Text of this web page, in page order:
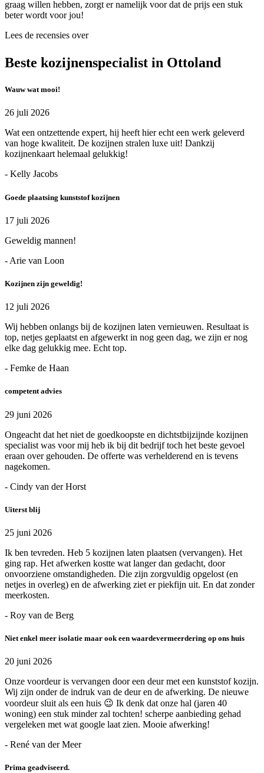
graag willen hebben, zorgt er namelijk voor dat de prijs een stuk
beter wordt voor jou!
Lees de recensies over
Beste kozijnenspecialist in Ottoland
Wauw wat mooi!
26 juli 2026
Wat een ontzettende expert, hij heeft hier echt een werk geleverd
van hoge kwaliteit. De kozijnen stralen luxe uit! Dankzij
kozijnenkaart helemaal gelukkig!
- Kelly Jacobs
Goede plaatsing kunststof kozijnen
17 juli 2026
Geweldig mannen!
- Arie van Loon
Kozijnen zijn geweldig!
12 juli 2026
Wij hebben onlangs bij de kozijnen laten vernieuwen. Resultaat is
top, netjes geplaatst en afgewerkt in nog geen dag, we zijn er nog
elke dag gelukkig mee. Echt top.
- Femke de Haan
competent advies
29 juni 2026
Ongeacht dat het niet de goedkoopste en dichtstbijzijnde kozijnen
specialist was voor mij heb ik bij dit bedrijf toch het beste gevoel
eraan over gehouden. De offerte was verhelderend en is tevens
nagekomen.
- Cindy van der Horst
Uiterst blij
25 juni 2026
Ik ben tevreden. Heb 5 kozijnen laten plaatsen (vervangen). Het
ging rap. Het afwerken kostte wat langer dan gedacht, door
onvoorziene omstandigheden. Die zijn zorgvuldig opgelost (en
netjes in overleg) en de afwerking ziet er piekfijn uit. En dat zonder
meerkosten.
- Roy van de Berg
Niet enkel meer isolatie maar ook een waardevermeerdering op ons huis
20 juni 2026
Onze voordeur is vervangen door een deur met een kunststof kozijn.
Wij zijn onder de indruk van de deur en de afwerking. De nieuwe
voordeur sluit als een huis 😉 Ik denk dat onze hal (jaren 40
woning) een stuk minder zal tochten! scherpe aanbieding gehad
vergeleken met wat google laat zien. Mooie afwerking!
- René van der Meer
Prima geadviseerd.